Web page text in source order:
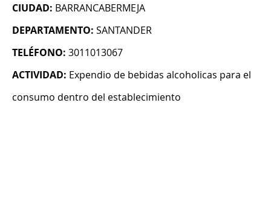
CIUDAD: BARRANCABERMEJA
DEPARTAMENTO: SANTANDER
TELÉFONO: 3011013067
ACTIVIDAD: Expendio de bebidas alcoholicas para el
consumo dentro del establecimiento